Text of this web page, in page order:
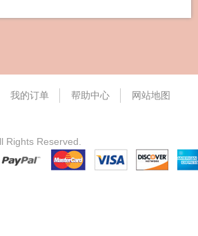
我的订单 帮助中心
网站地图
Rights Reserved.